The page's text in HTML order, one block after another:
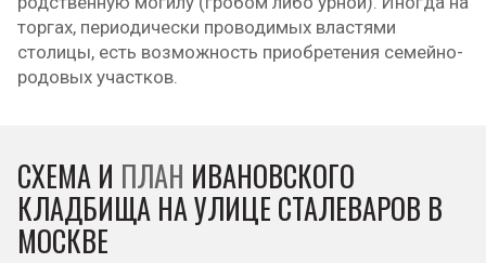
торгах, периодически проводимых властями
столицы, есть возможность приобретения семейно-
родовых участков.
СХЕМА И ПЛАН ИВАНОВСКОГО
КЛАДБИЩА НА УЛИЦЕ СТАЛЕВАРОВ В
МОСКВЕ